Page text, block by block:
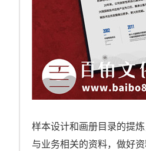
样本设计和画册目录的提
与业务相关的资料，做好